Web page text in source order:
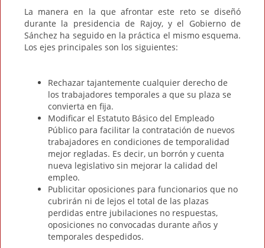
La manera en la que afrontar este reto se diseñó
durante la presidencia de Rajoy, y el Gobierno de
Sánchez ha seguido en la práctica el mismo esquema.
Los ejes principales son los siguientes:
Rechazar tajantemente cualquier derecho de
los trabajadores temporales a que su plaza se
convierta en fija.
Modificar el Estatuto Básico del Empleado
Público para facilitar la contratación de nuevos
trabajadores en condiciones de temporalidad
mejor regladas. Es decir, un borrón y cuenta
nueva legislativo sin mejorar la calidad del
empleo.
Publicitar oposiciones para funcionarios que no
cubrirán ni de lejos el total de las plazas
perdidas entre jubilaciones no respuestas,
oposiciones no convocadas durante años y
temporales despedidos.